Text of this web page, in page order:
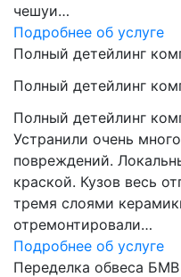
чешуи…
Подробнее об услуге
Полный детейлинг
Полный детейлинг
Полный детейлинг
Устранили очень
повреждений.
краской. Кузов весь
тремя слоями
отремонтировали…
Подробнее об услуге
Переделка обвеса